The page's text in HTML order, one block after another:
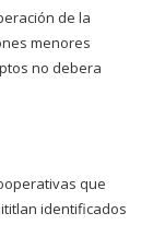
de la
menores
no debera
que
identificados